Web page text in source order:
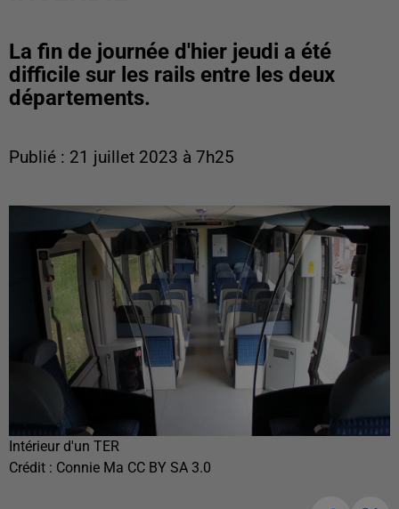
La fin de journée d'hier jeudi a été
difficile sur les rails entre les deux
départements.
Publié : 21 juillet 2023 à 7h25
Intérieur d'un TER
Crédit : Connie Ma CC BY SA 3.0